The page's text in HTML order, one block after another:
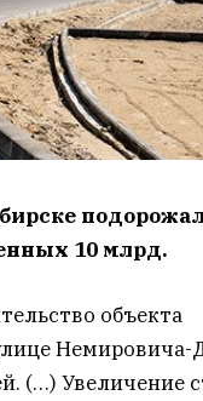
10 млрд.
объекта
Немировича-
(…) Увеличение